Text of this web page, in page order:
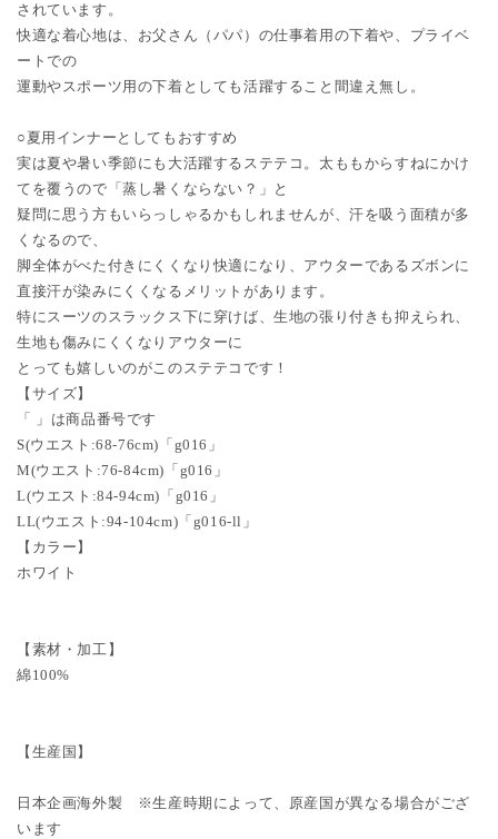
されています。
快適な着心地は、お父さん（パパ）の仕事着用の下着や、プライベ
ートでの
運動やスポーツ用の下着としても活躍すること間違え無し。
○夏用インナーとしてもおすすめ
実は夏や暑い季節にも大活躍するステテコ。太ももからすねにかけ
てを覆うので「蒸し暑くならない？」と
疑問に思う方もいらっしゃるかもしれませんが、汗を吸う面積が多
くなるので、
脚全体がべた付きにくくなり快適になり、アウターであるズボンに
直接汗が染みにくくなるメリットがあります。
特にスーツのスラックス下に穿けば、生地の張り付きも抑えられ、
生地も傷みにくくなりアウターに
とっても嬉しいのがこのステテコです！
【サイズ】
「 」は商品番号です
S(ウエスト:68-76cm)「g016」
M(ウエスト:76-84cm)「g016」
L(ウエスト:84-94cm)「g016」
LL(ウエスト:94-104cm)「g016-ll」
【カラー】
ホワイト
【素材・加工】
綿100%
【生産国】
日本企画海外製 ※生産時期によって、原産国が異なる場合がござ
います